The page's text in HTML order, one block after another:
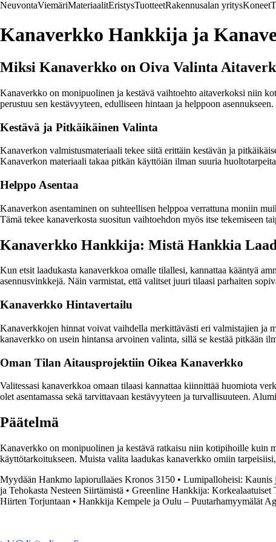
NeuvontaViemäriMateriaalitEristysTuotteetRakennusalan yritysKoneet
Kanaverkko Hankkija ja
Miksi Kanaverkko on Oiva Valinta
Kanaverkko on monipuolinen ja kestävä vaihtoehto aitaverkoksi niin
perustuu sen kestävyyteen, edulliseen hintaan ja helppoon asennukseen.
Kestävä ja Pitkäikäinen Valinta
Kanaverkon valmistusmateriaali tekee siitä erittäin kestävän ja
Kanaverkon materiaali takaa pitkän käyttöiän ilman suuria
Helppo Asentaa
Kanaverkon asentaminen on suhteellisen helppoa verrattuna moniin
Tämä tekee kanaverkosta suositun vaihtoehdon myös itse tekemiseen
Kanaverkko Hankkija: Mistä Hankkia
Kun etsit laadukasta kanaverkkoa omalle tilallesi, kannattaa kääntyä
asennusvinkkejä. Näin varmistat, että valitset juuri tilaasi parhaiten
Kanaverkko Hintavertailu
Kanaverkkojen hinnat voivat vaihdella merkittävästi eri valmistajien ja
kanaverkko on usein hintansa arvoinen valinta, sillä se kestää pitkään
Oman Tilan Aitausprojektiin Oikea Kanaverkko
Valitessasi kanaverkkoa omaan tilaasi kannattaa kiinnittää huomiota
olet asentamassa sekä tarvittavaan kestävyyteen ja turvallisuuteen.
Päätelmä
Kanaverkko on monipuolinen ja kestävä ratkaisu niin kotipihoille kuin
käyttötarkoitukseen. Muista valita laadukas kanaverkko omiin
Myydään Hankmo lapiorullaäes Kronos 3150 • Lumipalloheisi: Kaunis
ja Tehokasta Nesteen Siirtämistä • Greenline Hankkija: Korkealaatuiset
Hiirten Torjuntaan • Hankkija Kempele ja Oulu – Puutarhamyymälät